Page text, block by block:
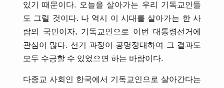
있기 때문이다. 오늘을 살아가는 우리 기독교인들
도 그럴 것이다. 나 역시 이 시대를 살아가는 한 사
람의 국민이자, 기독교인으로 이번 대통령선거에
관심이 많다. 선거 과정이 공명정대하여 그 결과도
모두 수긍할 수 있었으면 하는 바람이다.
다종교 사회인 한국에서 기독교인으로 살아간다는